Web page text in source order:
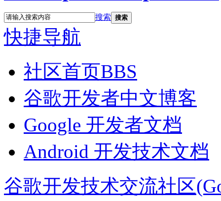
搜索 搜索
快捷导航
社区首页BBS
谷歌开发者中文博客
Google 开发者文档
Android 开发技术文档
谷歌开发技术交流社区